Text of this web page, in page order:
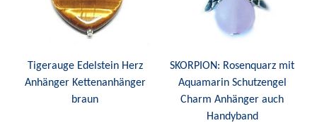
Tigerauge Edelstein Herz
Anhänger Kettenanhänger
braun
SKORPION: Rosenquarz mit
Aquamarin Schutzengel
Charm Anhänger auch
Handyband